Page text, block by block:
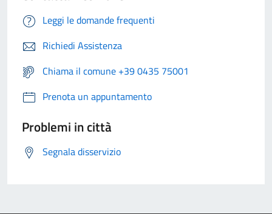
Leggi le domande frequenti
Richiedi Assistenza
Chiama il comune +39 0435 75001
Prenota un appuntamento
Problemi in città
Segnala disservizio